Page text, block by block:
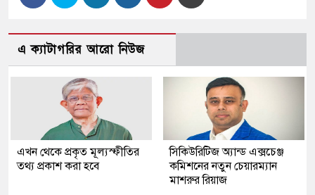
এ ক্যাটাগরির আরো নিউজ
এখন থেকে প্রকৃত মূল্যস্ফীতির
তথ্য প্রকাশ করা হবে
সিকিউরিটিজ অ্যান্ড এক্সচেঞ্জ
কমিশনের নতুন চেয়ারম্যান
মাশরুর রিয়াজ